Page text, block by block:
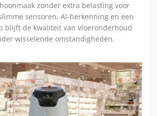
zonder extra belasting voor
sensoren, AI-herkenning en een
blijft de kwaliteit van vloeronderhoud
wisselende omstandigheden.